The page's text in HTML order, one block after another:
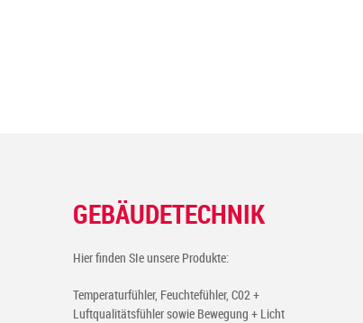
GEBÄUDETECHNIK
Hier finden SIe unsere Produkte:
Temperaturfühler, Feuchtefühler, C02 +
Luftqualitätsfühler sowie Bewegung + Licht